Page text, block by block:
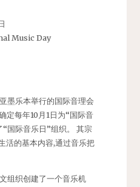
Music Day
乐本举行的国际音理会
定每年10月1日为“国际音
国际音乐日”组织。 其宗
活的基本内容,通过音乐把
织创建了一个音乐机